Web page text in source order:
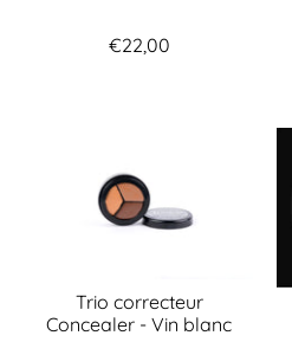
€22,00
Trio correcteur
Concealer - Vin blanc